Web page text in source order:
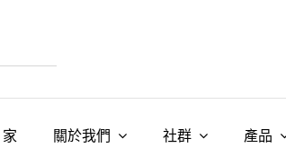
家 關於我們 社群 產品